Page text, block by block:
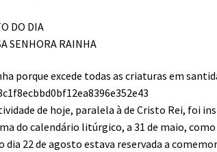
DO DIA
SENHORA RAINHA
porque excede todas as criaturas em
de hoje, paralela à de Cristo Rei, foi
do calendário litúrgico, a 31 de maio,
dia 22 de agosto estava reservada a